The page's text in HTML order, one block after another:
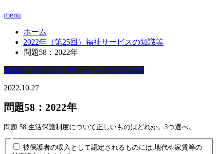
menu
ホーム
2022年（第25回）福祉サービスの知識等
問題58：2022年
2022年（第25回）福祉サービスの知識等
2022.10.27
問題58：2022年
問題 58 生活保護制度について正しいものはどれか。3つ選べ。
被保護者の収入として認定されるものには,地代や家賃等の